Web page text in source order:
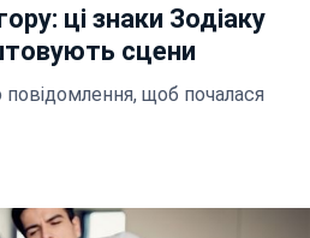
ці знаки Зодіаку
сцени
повідомлення, щоб почалася